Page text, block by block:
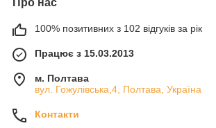
Про нас
100% позитивних з 102 відгуків за рік
Працює з 15.03.2013
м. Полтава
вул. Гожулівська,4, Полтава, Україна
Контакти